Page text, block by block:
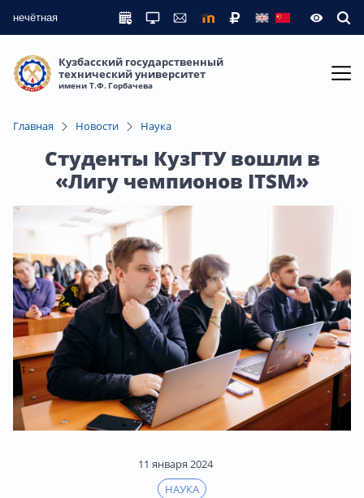
нечётная
Кузбасский государственный
технический университет
имени Т.Ф. Горбачева
Главная Новости Наука
Студенты КузГТУ вошли в
«Лигу чемпионов ITSM»
11 января 2024
НАУКА